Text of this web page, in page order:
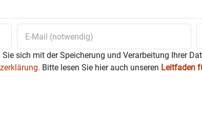
sich mit der Speicherung und Verarbeitung Ihrer
Bitte lesen Sie hier auch unseren Leitfaden